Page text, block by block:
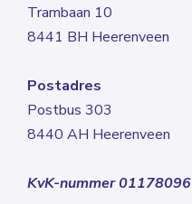
Trambaan 10
8441 BH Heerenveen
Postadres
Postbus 303
8440 AH Heerenveen
KvK-nummer 01178096